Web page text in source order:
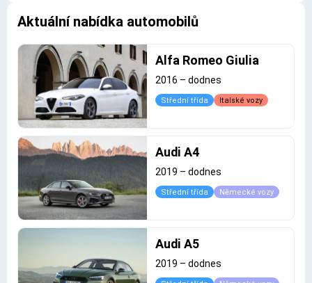
Aktuální nabídka automobilů
Alfa Romeo Giulia
2016 – dodnes
Střední třída Italské vozy
Audi A4
2019 – dodnes
Střední třída Německé vozy
Audi A5
2019 – dodnes